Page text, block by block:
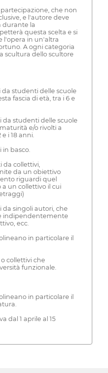
che non
e l'autore deve
durante la
questa scelta e si
l'opera in un'altra
A ogni categoria
scultura dello scultore
studenti delle scuole
fascia di età, tra i 6 e
da studenti delle scuole
e/o rivolti a
i 18 anni.
in basco.
da collettivi,
da un obiettivo
riguardi quel
a un collettivo il cui
da singoli autori, che
indipendentemente
ecc.
in particolare il
collettivi che
funzionale.
in particolare il
dal 1 aprile al 15